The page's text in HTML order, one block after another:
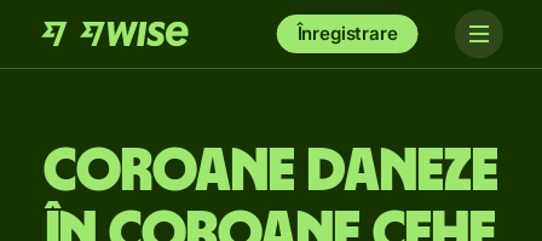
Înregistrare
Coroane daneze